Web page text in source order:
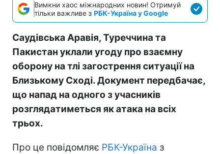
Вимкни хаос міжнародних новин! Отримуй
тільки важливе з РБК-Україна у Google
Саудівська Аравія, Туреччина та
Пакистан уклали угоду про взаємну
оборону на тлі загострення ситуації на
Близькому Сході. Документ передбачає,
що напад на одного з учасників
розглядатиметься як атака на всіх
трьох.
Про це повідомляє РБК-Україна з